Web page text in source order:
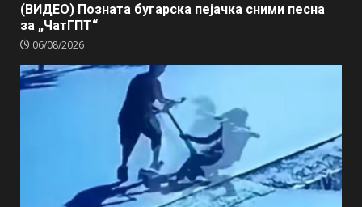
(ВИДЕО) Позната бугарска пејачка сними песна
за „ЧатГПТ“
06/08/2026